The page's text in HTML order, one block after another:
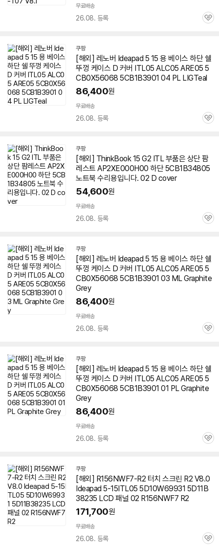
무료배송
26.08. 등록
관
쿠팡
[해외] 레노버 Ideapad 5 15 용 베이스 하단 쉘
뚜껑 케이스 D 커버 ITL05 ALC05 ARE05 5
CB0X56068 5CB1B3901 04 PL LIGTeal
86,400원
무료배송
26.08. 등록
관
쿠팡
[해외] ThinkBook 15 G2 ITL 부품은 상단 팜
레스트 AP2XE000H00 하단 5CB1B34805
노트북 수리용입니다. 02 D cover
54,600원
무료배송
26.08. 등록
관
쿠팡
[해외] 레노버 Ideapad 5 15 용 베이스 하단 쉘
뚜껑 케이스 D 커버 ITL05 ALC05 ARE05 5
CB0X56068 5CB1B3901 03 ML Graphite
Grey
86,400원
무료배송
26.08. 등록
관
쿠팡
[해외] 레노버 Ideapad 5 15 용 베이스 하단 쉘
뚜껑 케이스 D 커버 ITL05 ALC05 ARE05 5
CB0X56068 5CB1B3901 01 PL Graphite
Grey
86,400원
무료배송
26.08. 등록
관
쿠팡
[해외] R156NWF7-R2 터치 스크린 R2 V8.0
Ideapad 5-15ITL05 5D10W69931 5D11B
38235 LCD 패널 02 R156NWF7 R2
171,700원
무료배송
26.08. 등록
관